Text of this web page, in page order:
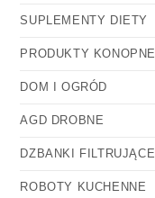
SUPLEMENTY DIETY
PRODUKTY KONOPNE
DOM I OGRÓD
AGD DROBNE
DZBANKI FILTRUJĄCE
ROBOTY KUCHENNE